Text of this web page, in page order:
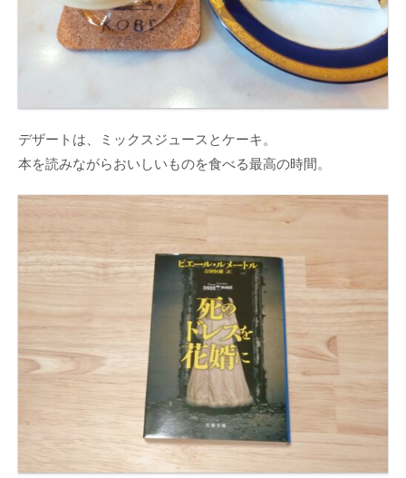
デザートは、ミックスジュースとケーキ。
本を読みながらおいしいものを食べる最高の時間。